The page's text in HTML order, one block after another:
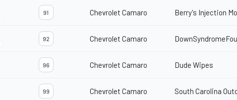
91 Chevrolet Camaro Berry's Injection
92 Chevrolet Camaro
96 Chevrolet Camaro Dude Wipes
99 Chevrolet Camaro South Carolina